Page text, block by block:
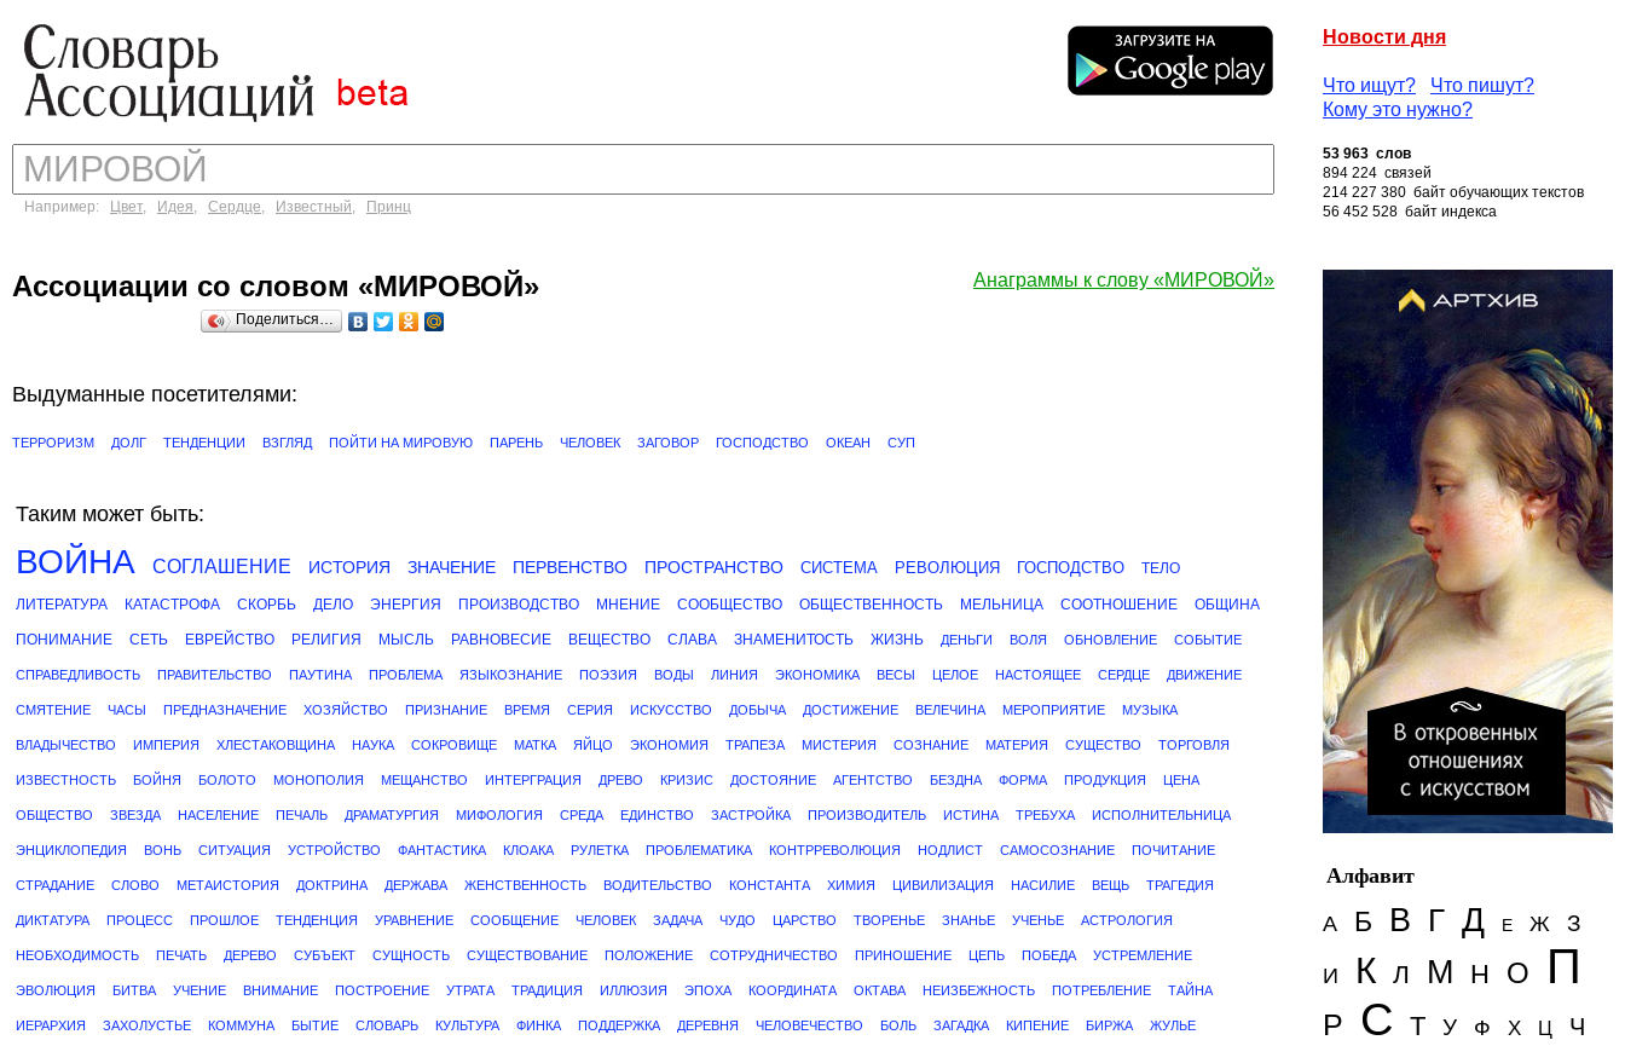
Новости дня
Что ищут?
Что пишут?
Кому это нужно?
Например: Цвет, Идея, Сердце, Известный, Принц
53 963 слов
894 224 связей
214 227 380 байт обучающих текстов
56 452 528 байт индекса
Анаграммы к слову «МИРОВОЙ»
Ассоциации со словом «МИРОВОЙ»
Поделиться…
Выдуманные посетителями:
ТЕРРОРИЗМ ДОЛГ ТЕНДЕНЦИИ ВЗГЛЯД ПОЙТИ НА МИРОВУЮ ПАРЕНЬ ЧЕЛОВЕК ЗАГОВОР ГОСПОДСТВО ОКЕАН СУП
Таким может быть:
ВОЙНА СОГЛАШЕНИЕ ИСТОРИЯ ЗНАЧЕНИЕ ПЕРВЕНСТВО ПРОСТРАНСТВО СИСТЕМА РЕВОЛЮЦИЯ ГОСПОДСТВО ТЕЛО
ЛИТЕРАТУРА КАТАСТРОФА СКОРБЬ ДЕЛО ЭНЕРГИЯ ПРОИЗВОДСТВО МНЕНИЕ СООБЩЕСТВО ОБЩЕСТВЕННОСТЬ МЕЛЬНИЦА СООТНОШЕНИЕ ОБЩИНА
ПОНИМАНИЕ СЕТЬ ЕВРЕЙСТВО РЕЛИГИЯ МЫСЛЬ РАВНОВЕСИЕ ВЕЩЕСТВО СЛАВА ЗНАМЕНИТОСТЬ ЖИЗНЬ ДЕНЬГИ ВОЛЯ ОБНОВЛЕНИЕ СОБЫТИЕ
СПРАВЕДЛИВОСТЬ ПРАВИТЕЛЬСТВО ПАУТИНА ПРОБЛЕМА ЯЗЫКОЗНАНИЕ ПОЭЗИЯ ВОДЫ ЛИНИЯ ЭКОНОМИКА ВЕСЫ ЦЕЛОЕ НАСТОЯЩЕЕ СЕРДЦЕ ДВИЖЕНИЕ
СМЯТЕНИЕ ЧАСЫ ПРЕДНАЗНАЧЕНИЕ ХОЗЯЙСТВО ПРИЗНАНИЕ ВРЕМЯ СЕРИЯ ИСКУССТВО ДОБЫЧА ДОСТИЖЕНИЕ ВЕЛЕЧИНА МЕРОПРИЯТИЕ МУЗЫКА
ВЛАДЫЧЕСТВО ИМПЕРИЯ ХЛЕСТАКОВЩИНА НАУКА СОКРОВИЩЕ МАТКА ЯЙЦО ЭКОНОМИЯ ТРАПЕЗА МИСТЕРИЯ СОЗНАНИЕ МАТЕРИЯ СУЩЕСТВО ТОРГОВЛЯ
ИЗВЕСТНОСТЬ БОЙНЯ БОЛОТО МОНОПОЛИЯ МЕЩАНСТВО ИНТЕРГРАЦИЯ ДРЕВО КРИЗИС ДОСТОЯНИЕ АГЕНТСТВО БЕЗДНА ФОРМА ПРОДУКЦИЯ ЦЕНА
ОБЩЕСТВО ЗВЕЗДА НАСЕЛЕНИЕ ПЕЧАЛЬ ДРАМАТУРГИЯ МИФОЛОГИЯ СРЕДА ЕДИНСТВО ЗАСТРОЙКА ПРОИЗВОДИТЕЛЬ ИСТИНА ТРЕБУХА ИСПОЛНИТЕЛЬНИЦА
ЭНЦИКЛОПЕДИЯ ВОНЬ СИТУАЦИЯ УСТРОЙСТВО ФАНТАСТИКА КЛОАКА РУЛЕТКА ПРОБЛЕМАТИКА КОНТРРЕВОЛЮЦИЯ НОДЛИСТ САМОСОЗНАНИЕ ПОЧИТАНИЕ
СТРАДАНИЕ СЛОВО МЕТАИСТОРИЯ ДОКТРИНА ДЕРЖАВА ЖЕНСТВЕННОСТЬ ВОДИТЕЛЬСТВО КОНСТАНТА ХИМИЯ ЦИВИЛИЗАЦИЯ НАСИЛИЕ ВЕЩЬ ТРАГЕДИЯ
ДИКТАТУРА ПРОЦЕСС ПРОШЛОЕ ТЕНДЕНЦИЯ УРАВНЕНИЕ СООБЩЕНИЕ ЧЕЛОВЕК ЗАДАЧА ЧУДО ЦАРСТВО ТВОРЕНЬЕ ЗНАНЬЕ УЧЕНЬЕ АСТРОЛОГИЯ
НЕОБХОДИМОСТЬ ПЕЧАТЬ ДЕРЕВО СУБЪЕКТ СУЩНОСТЬ СУЩЕСТВОВАНИЕ ПОЛОЖЕНИЕ СОТРУДНИЧЕСТВО ПРИНОШЕНИЕ ЦЕПЬ ПОБЕДА УСТРЕМЛЕНИЕ
ЭВОЛЮЦИЯ БИТВА УЧЕНИЕ ВНИМАНИЕ ПОСТРОЕНИЕ УТРАТА ТРАДИЦИЯ ИЛЛЮЗИЯ ЭПОХА КООРДИНАТА ОКТАВА НЕИЗБЕЖНОСТЬ ПОТРЕБЛЕНИЕ ТАЙНА
ИЕРАРХИЯ ЗАХОЛУСТЬЕ КОММУНА БЫТИЕ СЛОВАРЬ КУЛЬТУРА ФИНКА ПОДДЕРЖКА ДЕРЕВНЯ ЧЕЛОВЕЧЕСТВО БОЛЬ ЗАГАДКА КИПЕНИЕ БИРЖА ЖУЛЬЕ
Алфавит
А
Б В Г Д Е Ж З
И К Л М Н О П
Р С Т У Ф Х Ц Ч